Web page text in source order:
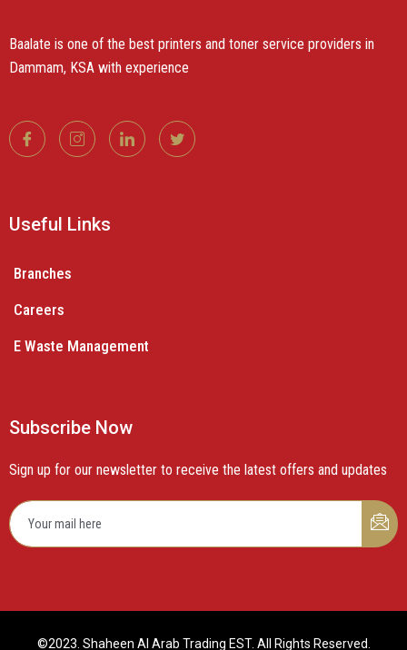
Baalate is one of the best printers and toner service providers in
Dammam, KSA with experience
Useful Links
Branches
Careers
E Waste Management
Subscribe Now
Sign up for our newsletter to receive the latest offers and updates
©2023. Shaheen Al Arab Trading EST. All Rights Reserved.